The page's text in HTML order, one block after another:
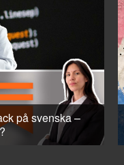
på svenska –